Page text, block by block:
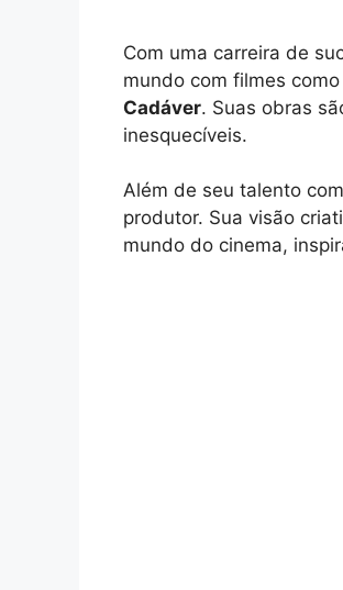
Com uma carreira de
mundo com filmes como
Cadáver. Suas obras
inesquecíveis.
Além de seu talento
produtor. Sua visão
mundo do cinema,